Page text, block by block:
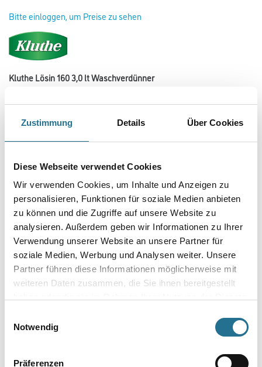
Zustimmung Details Über Cookies
Diese Webseite verwendet Cookies
Wir verwenden Cookies, um Inhalte und Anzeigen zu
personalisieren, Funktionen für soziale Medien anbieten
zu können und die Zugriffe auf unsere Website zu
analysieren. Außerdem geben wir Informationen zu Ihrer
Verwendung unserer Website an unsere Partner für
soziale Medien, Werbung und Analysen weiter. Unsere
Partner führen diese Informationen möglicherweise mit
weiteren Daten zusammen, die Sie ihnen bereitgestellt
Notwendig
Präferenzen
Bitte einloggen, um Preise zu sehen
Kluthe Lösin 160 3,0 lt Waschverdünner
Eigenschaften.
Umrechnungsfaktoren